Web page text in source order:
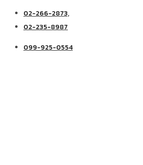
02-266-2873,
02-235-8987
099-925-0554